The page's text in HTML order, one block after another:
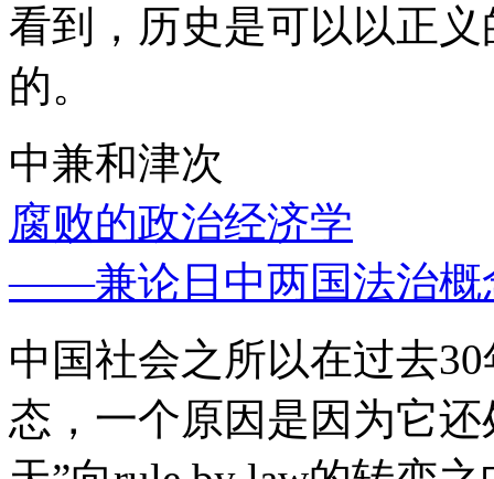
看到，历史是可以以正
的。
中兼和津次
腐败的政治经济学
——兼论日中两国法治概
中国社会之所以在过去
态，一个原因是因为它